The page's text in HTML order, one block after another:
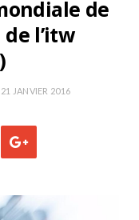
de
l’itw
21 JANVIER 2016